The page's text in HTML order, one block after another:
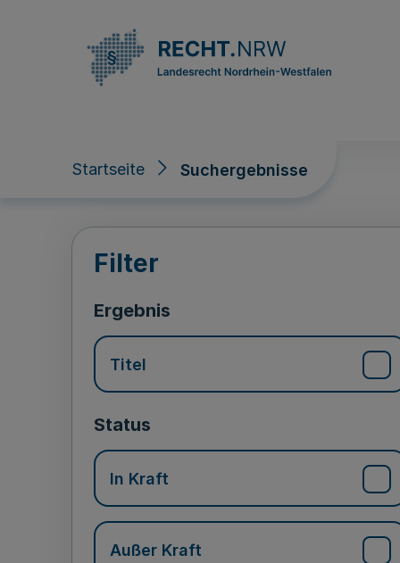
Startseite Suchergebnisse
Suchergebnisse
Filter
Ergebnis
Titel
Status
In Kraft
Außer Kraft